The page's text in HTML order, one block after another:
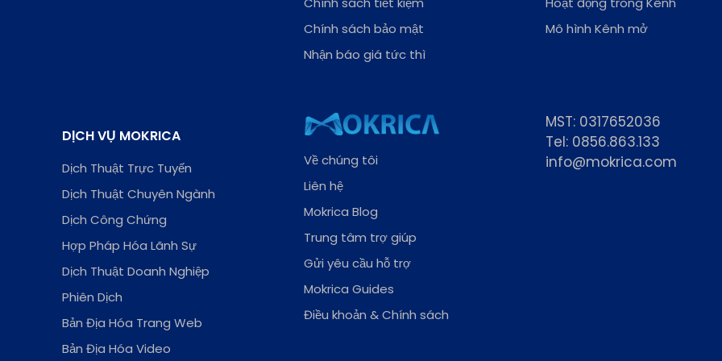
Chính sách bảo mật
Nhận báo giá tức thì
Mô hình Kênh mở
DỊCH VỤ MOKRICA
Dịch Thuật Trực Tuyến
Dịch Thuật Chuyên Ngành
Dịch Công Chứng
Hợp Pháp Hóa Lãnh Sự
Dịch Thuật Doanh Nghiệp
Phiên Dịch
Bản Địa Hóa Trang Web
Bản Địa Hóa Video
Về chúng tôi
Liên hệ
Mokrica Blog
Trung tâm trợ giúp
Gửi yêu cầu hỗ trợ
Mokrica Guides
Điều khoản & Chính sách
MST: 0317652036
Tel: 0856.863.133
info@mokrica.com